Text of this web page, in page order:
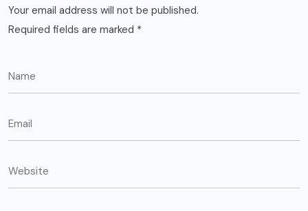
Your email address will not be published.
Required fields are marked *